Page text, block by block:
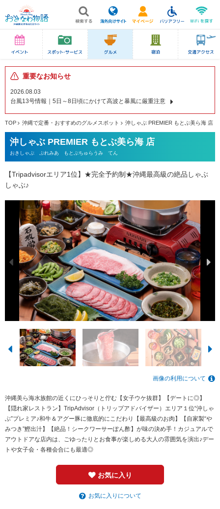
重要なお知らせ
2026.08.03
台風13号情報｜5日～8日頃にかけて高波と暴風に厳重注意
TOP 沖縄で定番・おすすめのグルメスポット 沖しゃぶ PREMIER もとぶ美ら海 店
沖しゃぶ PREMIER もとぶ美ら海 店
おきしゃぶ ぷれみあ もとぶちゅらうみ てん
【Tripadvisorエリア1位】★完全予約制★沖縄最高級の絶品しゃぶ
しゃぶ♪
画像の利用について
沖縄美ら海水族館の近くにひっそりと佇む【女子ウケ抜群】【デートに◎】
【隠れ家レストラン】TripAdvisor（トリップアドバイザー）エリア１位“沖しゃ
ぶ”プレミア♪和牛＆アグー豚に徹底的にこだわり【最高級のお肉】【自家製“や
みつき”鰹出汁】【絶品！シークワーサーぽん酢】が味の決め手！カジュアルで
アウトドアな店内は、ごゆったりとお食事が楽しめる大人の雰囲気を演出♪デー
トや女子会・各種会合にも最適◎
お気に入り
お気に入りについて